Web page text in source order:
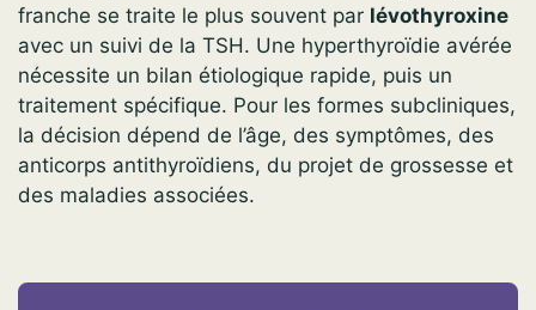
franche se traite le plus souvent par lévothyroxine
avec un suivi de la TSH. Une hyperthyroïdie avérée
nécessite un bilan étiologique rapide, puis un
traitement spécifique. Pour les formes subcliniques,
la décision dépend de l’âge, des symptômes, des
anticorps antithyroïdiens, du projet de grossesse et
des maladies associées.